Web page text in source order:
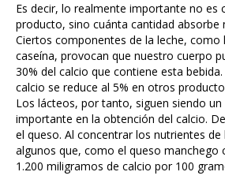
Es decir, lo realmente importante no es
producto, sino cuánta cantidad absorbe
Ciertos componentes de la leche, como
caseína, provocan que nuestro cuerpo
30% del calcio que contiene esta
calcio se reduce al 5% en otros
Los lácteos, por tanto, siguen siendo
importante en la obtención del calcio.
el queso. Al concentrar los nutrientes
algunos que, como el queso manchego
1.200 miligramos de calcio por 100